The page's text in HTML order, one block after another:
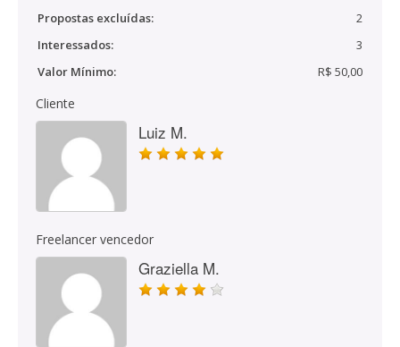
Propostas excluídas:
2
Interessados:
3
Valor Mínimo:
R$ 50,00
Cliente
Luiz M.
Freelancer vencedor
Graziella M.